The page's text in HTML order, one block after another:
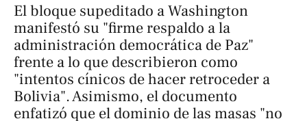
El bloque supeditado a Washington
manifestó su "firme respaldo a la
administración democrática de Paz"
frente a lo que describieron como
"intentos cínicos de hacer retroceder a
Bolivia". Asimismo, el documento
enfatizó que el dominio de las masas "no